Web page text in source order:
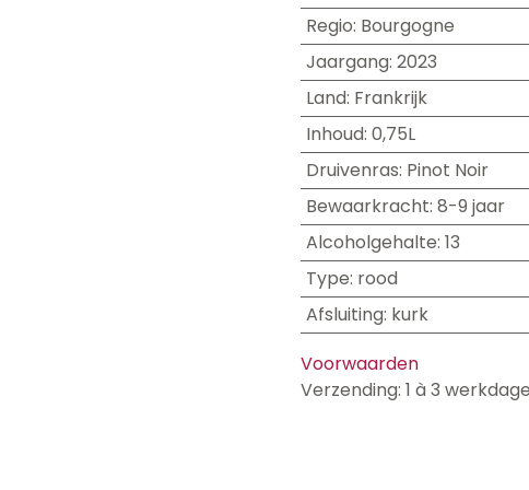
Regio: Bourgogne
Jaargang: 2023
Land: Frankrijk
Inhoud: 0,75L
Druivenras: Pinot Noir
Bewaarkracht: 8-9 jaar
Alcoholgehalte: 13
Type: rood
Afsluiting: kurk
Voorwaarden
Verzending: 1 à 3